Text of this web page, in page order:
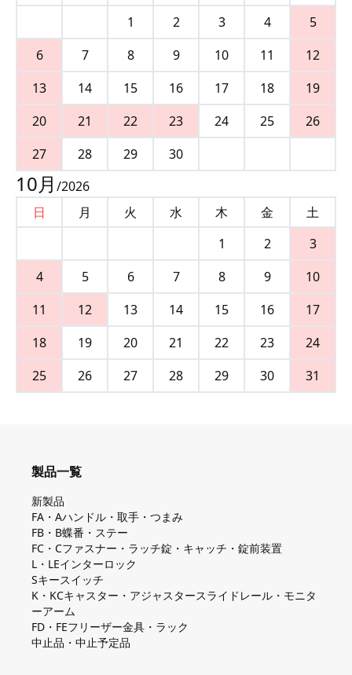
1
2 3 4
5
6
7 8 9 10 11
12
13
14 15 16 17 18
19
20
21 22 23 24 25
26
27
28 29 30
10月 /2026
日
月 火 水 木 金
土
1
2
3
4
5 6 7 8 9
10
11
12 13 14 15 16
17
18
19 20 21 22 23
24
25
26 27 28 29 30 31
製品一覧
新製品
FA・Aハンドル・取手・つまみ
FB・B蝶番・ステー
FC・Cファスナー・ラッチ錠・キャッチ・錠前装置
L・LEインターロック
Sキースイッチ
K・KCキャスター・アジャスタースライドレール・モニタ
ーアーム
FD・FEフリーザー金具・ラック
中止品・中止予定品